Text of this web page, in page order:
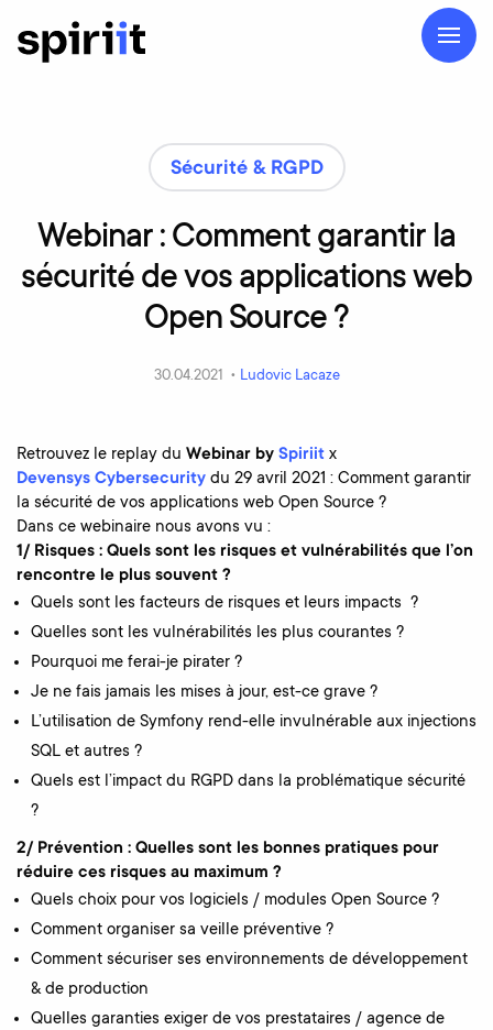
Sécurité & RGPD
Webinar : Comment garantir la
sécurité devos applicationsweb
Open Source ?
30.04.2021 • Ludovic Lacaze
Retrouvez le replay du Webinar by Spiriit x
Devensys Cybersecurity du 29 avril 2021 : Comment garantir
la sécurité de vos applications web Open Source ?
Dans ce webinaire nous avons vu :
1/ Risques : Quels sont les risques et vulnérabilités que l’on
rencontre le plus souvent ?
Quels sont les facteurs de risques et leurs impacts ?
Quelles sont les vulnérabilités les plus courantes ?
Pourquoi me ferai-je pirater ?
Je ne fais jamais les mises à jour, est-ce grave ?
L’utilisation de Symfony rend-elle invulnérable aux injections
SQL et autres ?
Quels est l’impact du RGPD dans la problématique sécurité
?
2/ Prévention : Quelles sont les bonnes pratiques pour
réduire ces risques au maximum ?
Quels choix pour vos logiciels / modules Open Source ?
Comment organiser sa veille préventive ?
Comment sécuriser ses environnements de développement
& de production
Quelles garanties exiger de vos prestataires / agence de